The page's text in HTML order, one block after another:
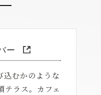
ー
込むかのような
テラス。カフェ